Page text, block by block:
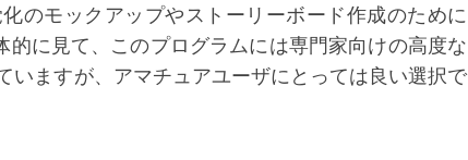
のモックアップやストーリーボード作成のために
に見て、このプログラムには専門家向けの高度な
いますが、アマチュアユーザにとっては良い選択で